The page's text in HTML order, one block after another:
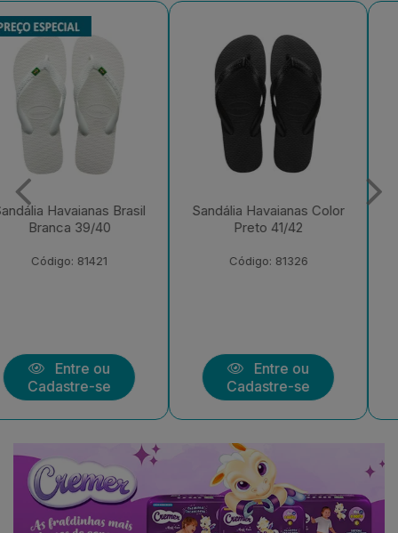
Sandália Havaianas Color
Preto 41/42
Código: 81326
Entre ou
Cadastre-se
Sandália Havaianas
Tradicional Azul 39/40
Código: 81291
Entre ou
Cadastre-se